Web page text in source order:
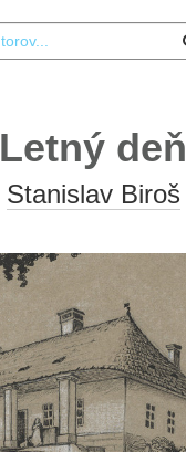
Letný deň
Stanislav Biroš